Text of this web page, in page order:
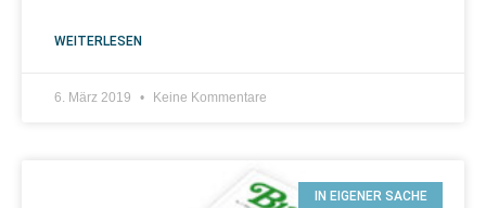
WEITERLESEN
6. März 2019 Keine Kommentare
IN EIGENER SACHE